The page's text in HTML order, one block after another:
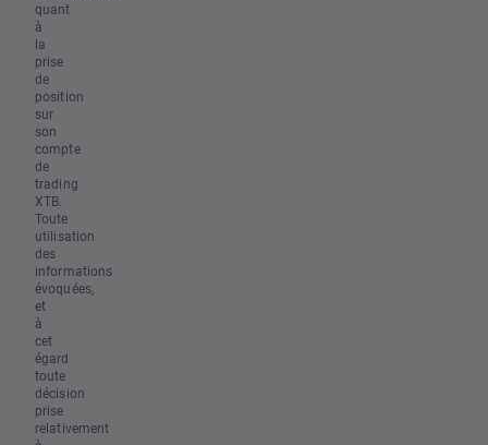
quant
à
la
prise
de
position
sur
son
compte
de
trading
XTB.
Toute
utilisation
des
informations
évoquées,
et
à
cet
égard
toute
décision
prise
relativement